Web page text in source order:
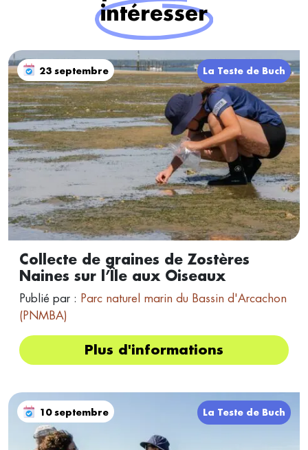
intéresser
23 septembre La Teste de Buch
Collecte de graines de Zostères
Naines sur l’Île aux Oiseaux
Publié par : Parc naturel marin du Bassin d'Arcachon
(PNMBA)
Plus d'informations
10 septembre La Teste de Buch